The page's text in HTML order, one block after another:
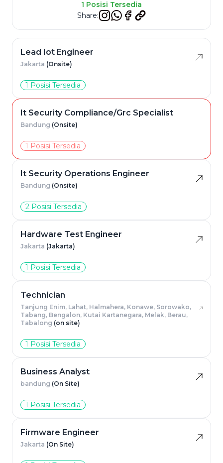
Lead Iot Engineer
Jakarta (Onsite)
1 Posisi Tersedia
It Security Compliance/Grc Specialist
Bandung (Onsite)
1 Posisi Tersedia
It Security Operations Engineer
Bandung (Onsite)
2 Posisi Tersedia
Hardware Test Engineer
Jakarta (Jakarta)
1 Posisi Tersedia
Technician
Tanjung Enim, Lahat, Halmahera, Konawe, Sorowako,
Tabang, Bengalon, Kutai Kartanegara, Melak, Berau,
Tabalong (on site)
1 Posisi Tersedia
Business Analyst
bandung (On Site)
1 Posisi Tersedia
Firmware Engineer
Jakarta (On Site)
1 Posisi Tersedia
Share: